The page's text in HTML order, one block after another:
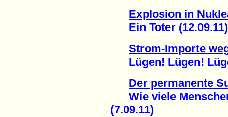
Explosion in
Ein Toter (12.09.11)
Strom-Importe
Lügen! Lügen!
Der permanente
Wie viele
(7.09.11)